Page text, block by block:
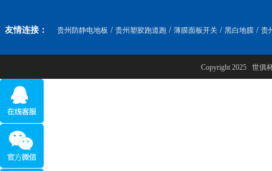
友情连接： 贵州防静电地板 / 贵州塑胶跑道跑 / 薄膜面板开关 / 黑白地膜 / 贵
Copyright 2025 世